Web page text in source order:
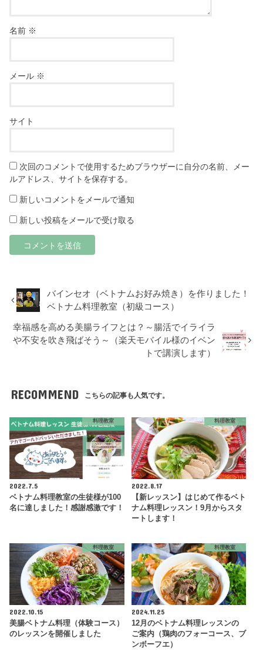
名前 ※
メール ※
サイト
次回のコメントで使用するためブラウザーに自分の名前、メー
ルアドレス、サイトを保存する。
新しいコメントをメールで通知
新しい投稿をメールで受け取る
バインセオ（ベトナムお好み焼き）を作りました！
ベトナム料理教室（初級コース）
幸福感を高める美腸ライフとは？～腸活でイライラ
や不安を吹き飛ばそう～（楽天モバイル様のイベン
トで講演します）
RECOMMEND こちらの記事も人気です。
料理教室
2022.7.5
ベトナム料理教室の生徒様が100
名に達しました！感謝感激です！
料理教室
2022.8.17
【新レッスン】はじめて作るベト
ナム料理レッスン！9月からスタ
ートします！
料理教室
2022.10.15
美腸ベトナム料理（体験コース）
のレッスンを開催しました
料理教室
2024.11.25
12月のベトナム料理レッスンの
ご案内（鶏肉のフォーコース、ブ
ンボーフエ）